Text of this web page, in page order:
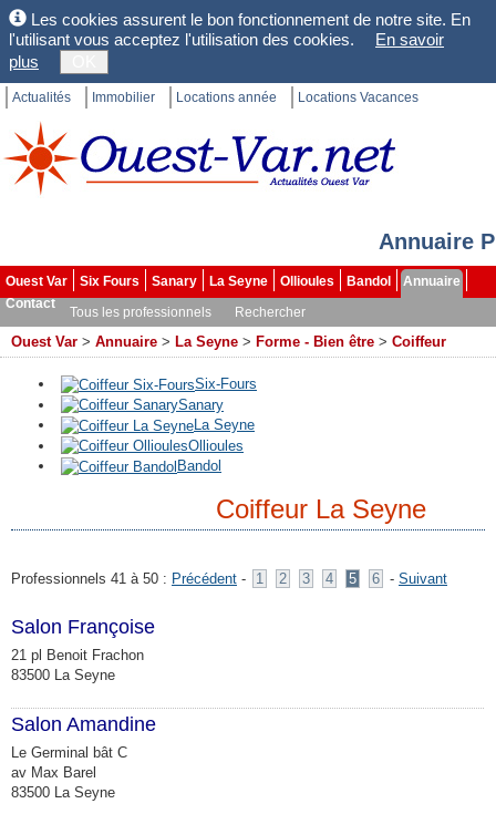
Les cookies assurent le bon fonctionnement de notre site. En
l'utilisant vous acceptez l'utilisation des cookies.
En savoir
plus
Actualités Immobilier Locations année Locations Vacances
Annuaire
Ouest Var Six Fours Sanary La Seyne Ollioules Bandol
Annuaire
Contact
Tous les professionnels Rechercher
Ouest Var > Annuaire > La Seyne > Forme - Bien être > Coiffeur
Six-Fours
Sanary
La Seyne
Ollioules
Bandol
Coiffeur La Seyne
Professionnels 41 à 50 : Précédent - 1 2 3 4 5 6 - Suivant
Salon Françoise
21 pl Benoit Frachon
83500 La Seyne
Salon Amandine
Le Germinal bât C
av Max Barel
83500 La Seyne